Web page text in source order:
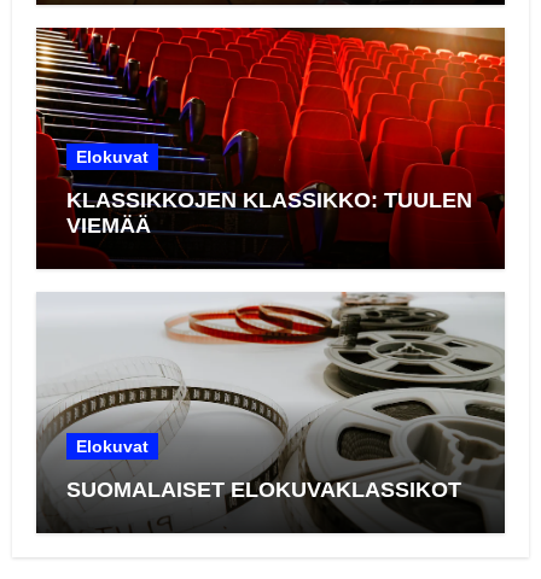
Elokuvat
KLASSIKKOJEN KLASSIKKO: TUULEN
VIEMÄÄ
Elokuvat
SUOMALAISET ELOKUVAKLASSIKOT